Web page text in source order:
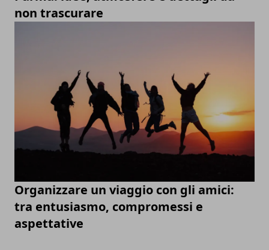
non trascurare
Organizzare un viaggio con gli amici:
tra entusiasmo, compromessi e
aspettative